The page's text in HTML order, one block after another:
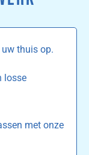
thuis op.
losse
met onze